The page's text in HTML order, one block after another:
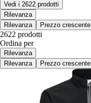
Vedi i 2622 prodotti
Rilevanza
Rilevanza
Prezzo crescente
2622 prodotti
Ordina per
Rilevanza
Rilevanza
Prezzo crescente